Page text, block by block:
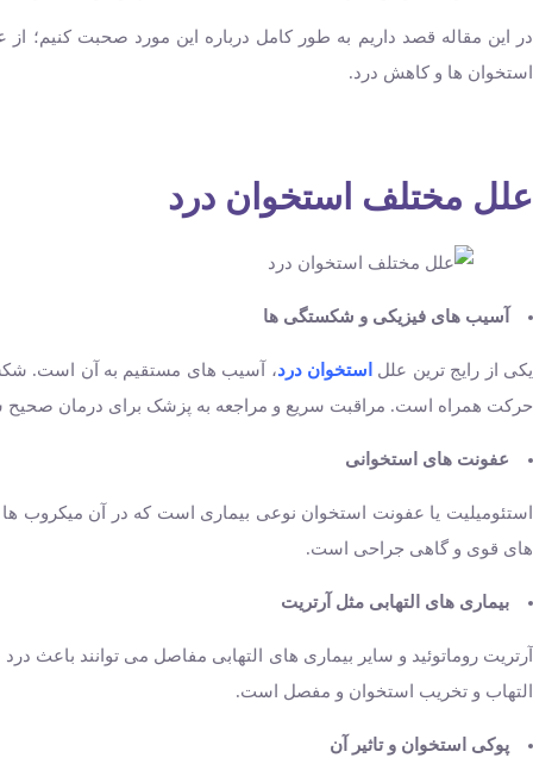
در این مقاله قصد داریم به طور کامل درباره این مورد صحبت کنیم؛
استخوان ‌ها و کاهش درد.
علل مختلف استخوان درد
آسیب‌ های فیزیکی و شکستگی‌ ها
یکی از رایج‌ ترین علل استخوان درد، آسیب ‌های مستقیم به آن است.
حرکت همراه است. مراقبت سریع و مراجعه به پزشک برای درمان
عفونت ‌های استخوانی
استئومیلیت یا عفونت استخوان نوعی بیماری است که در آن میکروب ‌ها
‌های قوی و گاهی جراحی است.
بیماری ‌های التهابی مثل آرتریت
آرتریت روماتوئید و سایر بیماری‌ های التهابی مفاصل می‌ توانند
التهاب و تخریب استخوان و مفصل است.
پوکی استخوان و تاثیر آن